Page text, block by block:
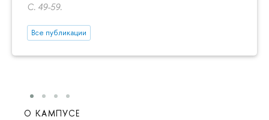
С. 49-59.
Все публикации
О КАМПУСЕ